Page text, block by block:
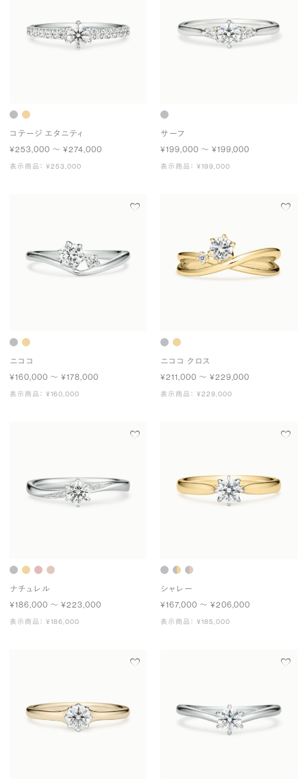
コテージ エタニティ
¥253,000 〜 ¥274,000
表示商品： ¥253,000
サーフ
¥199,000 〜 ¥199,000
表示商品： ¥199,000
ニココ
¥160,000 〜 ¥178,000
表示商品： ¥160,000
ニココ クロス
¥211,000 〜 ¥229,000
表示商品： ¥229,000
ナチュレル
¥186,000 〜 ¥223,000
表示商品： ¥186,000
シャレー
¥167,000 〜 ¥206,000
表示商品： ¥185,000